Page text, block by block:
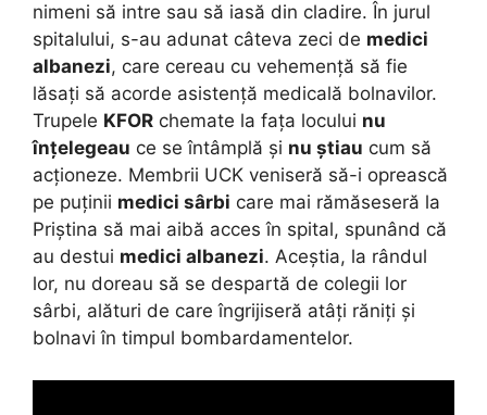
nimeni să intre sau să iasă din cladire. În jurul
spitalului, s-au adunat câteva zeci de medici
albanezi, care cereau cu vehemență să fie
lăsați să acorde asistență medicală bolnavilor.
Trupele KFOR chemate la fața locului nu
înțelegeau ce se întâmplă și nu știau cum să
acționeze. Membrii UCK veniseră să-i oprească
pe puținii medici sârbi care mai rămăseseră la
Priștina să mai aibă acces în spital, spunând că
au destui medici albanezi. Aceștia, la rândul
lor, nu doreau să se despartă de colegii lor
sârbi, alături de care îngrijiseră atâți răniți și
bolnavi în timpul bombardamentelor.